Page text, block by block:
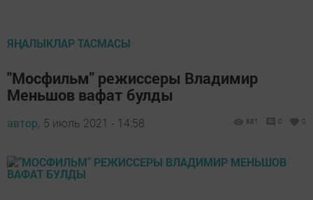
ЯҢАЛЫКЛАР ТАСМАСЫ
"Мосфильм" режиссеры Владимир
Меньшов вафат булды
автор, 5 июль 2021 - 14:58 881 0 0